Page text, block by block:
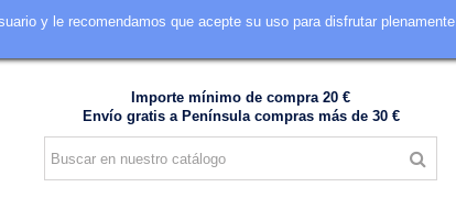
y le recomendamos que acepte su uso para disfrutar plenamente
605 849 828
Importe mínimo de compra 20 €
Envío gratis a Península compras más de 30 €